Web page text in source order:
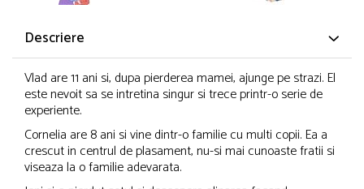
Descriere
Vlad are 11 ani si, dupa pierderea mamei, ajunge pe strazi. El
este nevoit sa se intretina singur si trece printr-o serie de
experiente.
Cornelia are 8 ani si vine dintr-o familie cu multi copii. Ea a
crescut in centrul de plasament, nu-si mai cunoaste fratii si
viseaza la o familie adevarata.